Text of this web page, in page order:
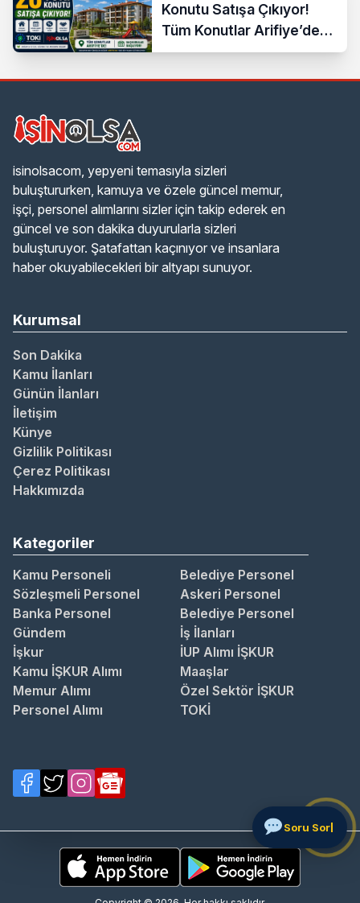
Konutu Satışa Çıkıyor!
Tüm Konutlar Arifiye’de
Başvuruya Açılıyor
isinolsacom, yepyeni temasıyla sizleri
buluştururken, kamuya ve özele güncel memur,
işçi, personel alımlarını sizler için takip ederek en
güncel ve son dakika duyurularla sizleri
buluşturuyor. Şatafattan kaçınıyor ve insanlara
haber okuyabilecekleri bir altyapı sunuyor.
Kurumsal
Son Dakika
Kamu İlanları
Günün İlanları
İletişim
Künye
Gizlilik Politikası
Çerez Politikası
Hakkımızda
Kategoriler
Kamu Personeli
Belediye Personel
Sözleşmeli Personel
Askeri Personel
Banka Personel
Belediye Personel
Gündem
İş İlanları
İşkur
İUP Alımı İŞKUR
Kamu İŞKUR Alımı
Maaşlar
Memur Alımı
Özel Sektör İŞKUR
Personel Alımı
TOKİ
S